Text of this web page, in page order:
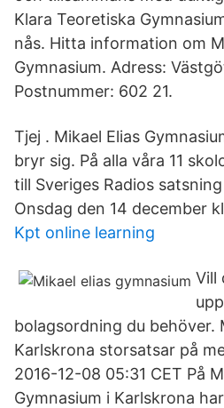
Klara Teoretiska
nås. Hitta information om
Gymnasium. Adress:
Postnummer: 602 21.
Tjej . Mikael Elias
bryr sig. På alla våra 11
till Sveriges Radios
Onsdag den 14 december
Kpt online learning
Vill
bolagsordning du behöver.
Karlskrona storsatsar på
2016-12-08 05:31 CET På
Gymnasium i Karlskrona